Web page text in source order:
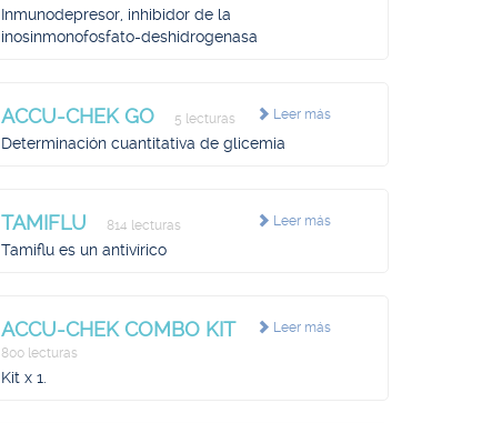
Inmunodepresor, inhibidor de la
inosinmonofosfato-deshidrogenasa
Leer más
ACCU-CHEK GO 5 lecturas
Determinación cuantitativa de glicemia
Leer más
TAMIFLU 814 lecturas
Tamiflu es un antivírico
Leer más
ACCU-CHEK COMBO KIT
800 lecturas
Kit x 1.